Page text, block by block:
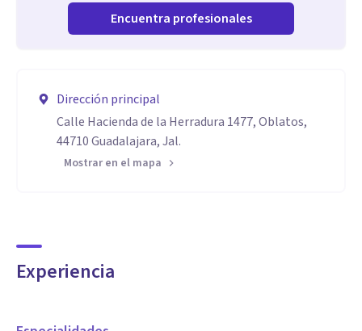
Encuentra profesionales
Dirección principal
Calle Hacienda de la Herradura 1477, Oblatos,
44710 Guadalajara, Jal.
Mostrar en el mapa
Experiencia